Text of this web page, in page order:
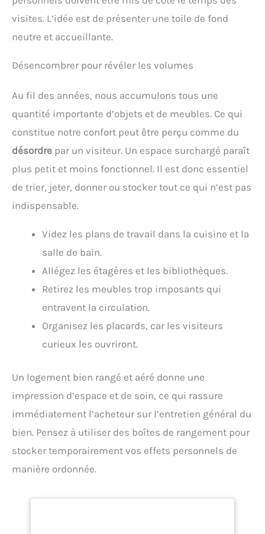
visites. L’idée est de présenter une toile de fond
neutre et accueillante.
Désencombrer pour révéler les volumes
Au fil des années, nous accumulons tous une
quantité importante d’objets et de meubles. Ce qui
constitue notre confort peut être perçu comme du
désordre par un visiteur. Un espace surchargé paraît
plus petit et moins fonctionnel. Il est donc essentiel
de trier, jeter, donner ou stocker tout ce qui n’est pas
indispensable.
Videz les plans de travail dans la cuisine et la
salle de bain.
Allégez les étagères et les bibliothèques.
Retirez les meubles trop imposants qui
entravent la circulation.
Organisez les placards, car les visiteurs
curieux les ouvriront.
Un logement bien rangé et aéré donne une
impression d’espace et de soin, ce qui rassure
immédiatement l’acheteur sur l’entretien général du
bien. Pensez à utiliser des boîtes de rangement pour
stocker temporairement vos effets personnels de
manière ordonnée.